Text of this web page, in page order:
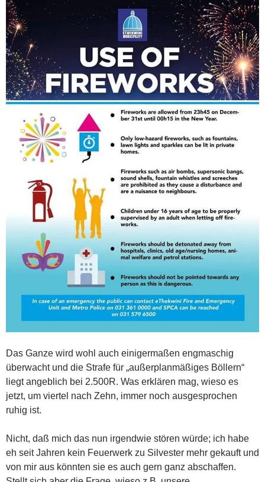
Das Ganze wird wohl auch einigermaßen engmaschig
überwacht und die Strafe für „außerplanmäßiges Böllern“
liegt angeblich bei 2.500R. Was erklären mag, wieso es
jetzt, um viertel nach Zehn, immer noch ausgesprochen
ruhig ist.
Nicht, daß mich das nun irgendwie stören würde; ich habe
eh seit Jahren kein Feuerwerk zu Silvester mehr gekauft und
von mir aus könnten sie es auch gern ganz abschaffen.